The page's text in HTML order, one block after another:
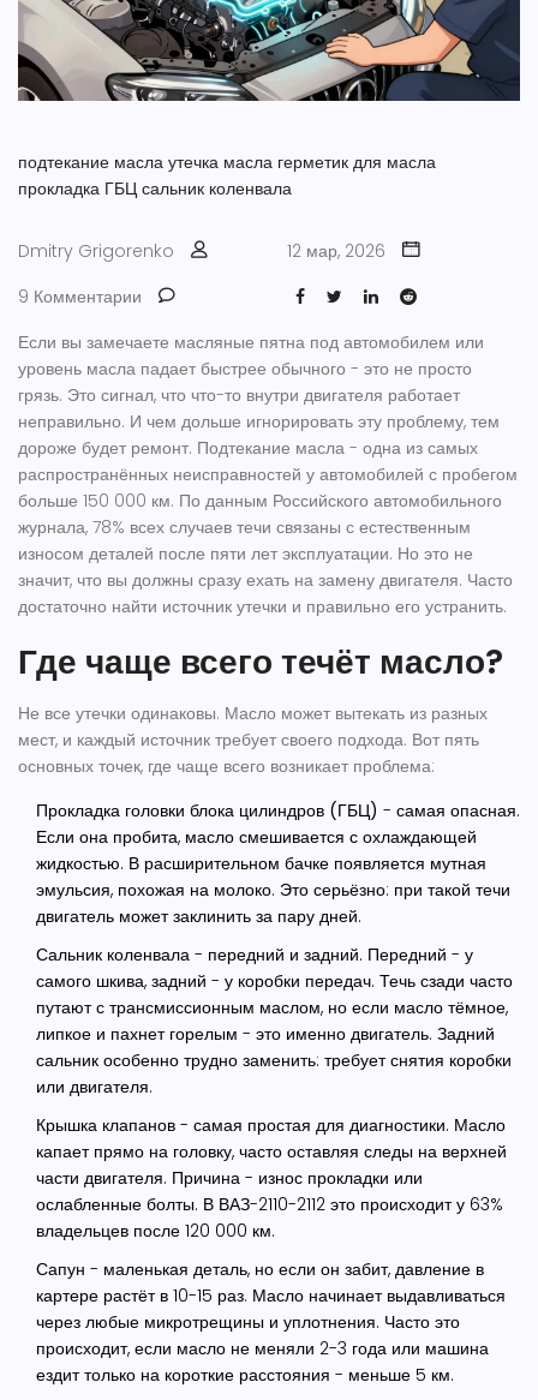
подтекание масла утечка масла герметик для масла
прокладка ГБЦ сальник коленвала
Dmitry Grigorenko
12 мар, 2026
9 Комментарии
Если вы замечаете масляные пятна под автомобилем или
уровень масла падает быстрее обычного - это не просто
грязь. Это сигнал, что что-то внутри двигателя работает
неправильно. И чем дольше игнорировать эту проблему, тем
дороже будет ремонт. Подтекание масла - одна из самых
распространённых неисправностей у автомобилей с пробегом
больше 150 000 км. По данным Российского автомобильного
журнала, 78% всех случаев течи связаны с естественным
износом деталей после пяти лет эксплуатации. Но это не
значит, что вы должны сразу ехать на замену двигателя. Часто
достаточно найти источник утечки и правильно его устранить.
Где чаще всего течёт масло?
Не все утечки одинаковы. Масло может вытекать из разных
мест, и каждый источник требует своего подхода. Вот пять
основных точек, где чаще всего возникает проблема:
Прокладка головки блока цилиндров (ГБЦ) - самая опасная.
Если она пробита, масло смешивается с охлаждающей
жидкостью. В расширительном бачке появляется мутная
эмульсия, похожая на молоко. Это серьёзно: при такой течи
двигатель может заклинить за пару дней.
Сальник коленвала - передний и задний. Передний - у
самого шкива, задний - у коробки передач. Течь сзади часто
путают с трансмиссионным маслом, но если масло тёмное,
липкое и пахнет горелым - это именно двигатель. Задний
сальник особенно трудно заменить: требует снятия коробки
или двигателя.
Крышка клапанов - самая простая для диагностики. Масло
капает прямо на головку, часто оставляя следы на верхней
части двигателя. Причина - износ прокладки или
ослабленные болты. В ВАЗ-2110-2112 это происходит у 63%
владельцев после 120 000 км.
Сапун - маленькая деталь, но если он забит, давление в
картере растёт в 10-15 раз. Масло начинает выдавливаться
через любые микротрещины и уплотнения. Часто это
происходит, если масло не меняли 2-3 года или машина
ездит только на короткие расстояния - меньше 5 км.